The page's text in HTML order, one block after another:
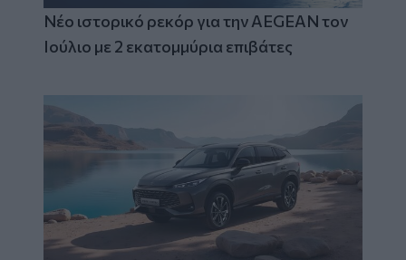
Νέο ιστορικό ρεκόρ για την AEGEAN τον
Ιούλιο με 2 εκατομμύρια επιβάτες